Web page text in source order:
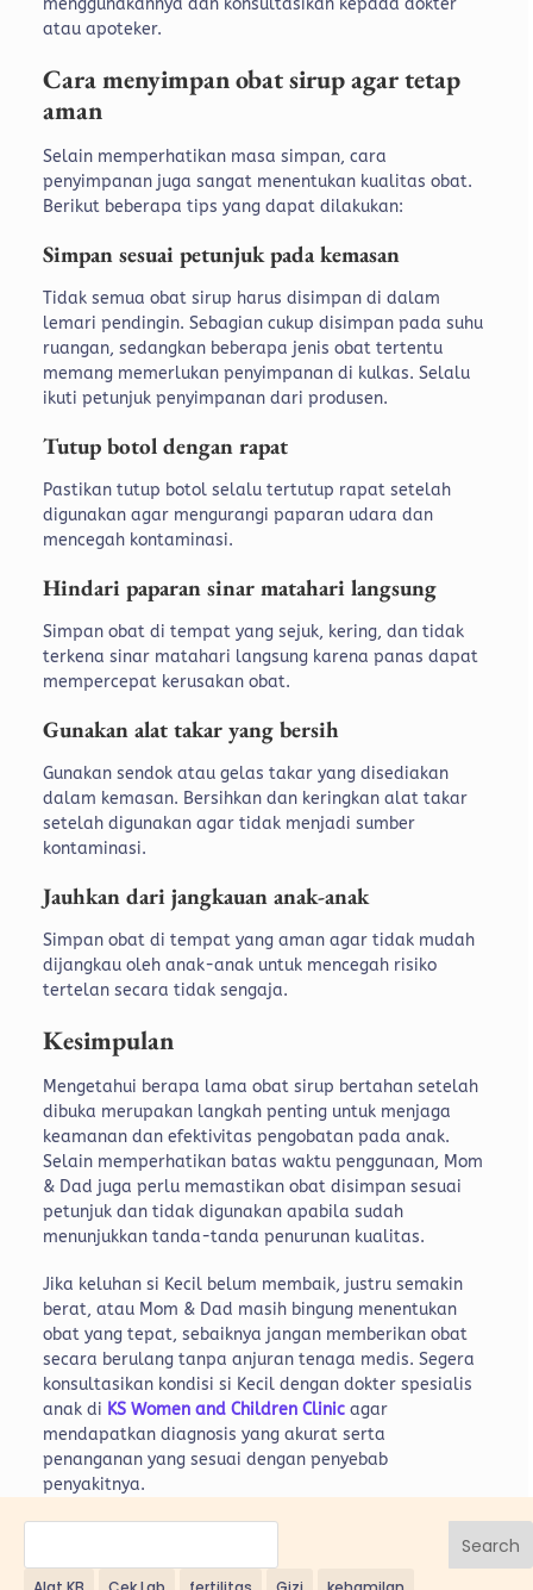
menggunakannya dan konsultasikan kepada dokter
atau apoteker.
Cara menyimpan obat sirup agar tetap
aman
Selain memperhatikan masa simpan, cara
penyimpanan juga sangat menentukan kualitas obat.
Berikut beberapa tips yang dapat dilakukan:
Simpan sesuai petunjuk pada kemasan
Tidak semua obat sirup harus disimpan di dalam
lemari pendingin. Sebagian cukup disimpan pada suhu
ruangan, sedangkan beberapa jenis obat tertentu
memang memerlukan penyimpanan di kulkas. Selalu
ikuti petunjuk penyimpanan dari produsen.
Tutup botol dengan rapat
Pastikan tutup botol selalu tertutup rapat setelah
digunakan agar mengurangi paparan udara dan
mencegah kontaminasi.
Hindari paparan sinar matahari langsung
Simpan obat di tempat yang sejuk, kering, dan tidak
terkena sinar matahari langsung karena panas dapat
mempercepat kerusakan obat.
Gunakan alat takar yang bersih
Gunakan sendok atau gelas takar yang disediakan
dalam kemasan. Bersihkan dan keringkan alat takar
setelah digunakan agar tidak menjadi sumber
kontaminasi.
Jauhkan dari jangkauan anak-anak
Simpan obat di tempat yang aman agar tidak mudah
dijangkau oleh anak-anak untuk mencegah risiko
tertelan secara tidak sengaja.
Kesimpulan
Mengetahui berapa lama obat sirup bertahan setelah
dibuka merupakan langkah penting untuk menjaga
keamanan dan efektivitas pengobatan pada anak.
Selain memperhatikan batas waktu penggunaan, Mom
& Dad juga perlu memastikan obat disimpan sesuai
petunjuk dan tidak digunakan apabila sudah
menunjukkan tanda-tanda penurunan kualitas.
Jika keluhan si Kecil belum membaik, justru semakin
berat, atau Mom & Dad masih bingung menentukan
obat yang tepat, sebaiknya jangan memberikan obat
secara berulang tanpa anjuran tenaga medis. Segera
konsultasikan kondisi si Kecil dengan dokter spesialis
anak di KS Women and Children Clinicagar
mendapatkan diagnosis yang akurat serta
penanganan yang sesuai dengan penyebab
penyakitnya.
Search